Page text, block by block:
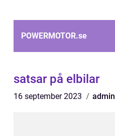
POWERMOTOR.se
satsar på elbilar
16 september 2023 admin